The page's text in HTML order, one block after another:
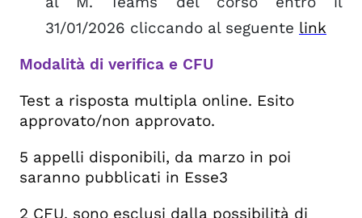
31/01/2026 cliccando al seguente link
Modalità di verifica e CFU
Test a risposta multipla online. Esito
approvato/non approvato.
5 appelli disponibili, da marzo in poi
saranno pubblicati in Esse3
2 CFU, sono esclusi dalla possibilità di